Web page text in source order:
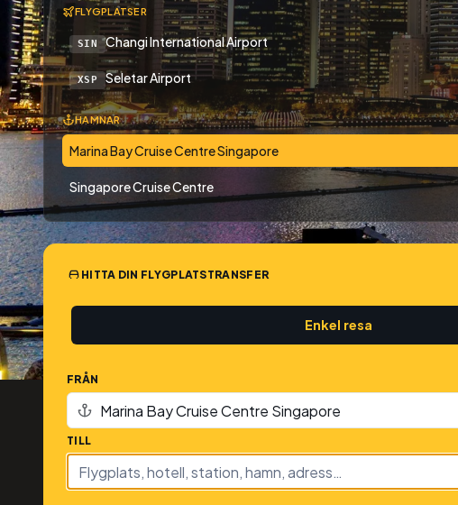
FLYGPLATSER
SIN Changi International Airport
XSP Seletar Airport
HAMNAR
Marina Bay Cruise Centre Singapore
Singapore Cruise Centre
HITTA DIN FLYGPLATSTRANSFER
Enkel resa
FRÅN
TILL